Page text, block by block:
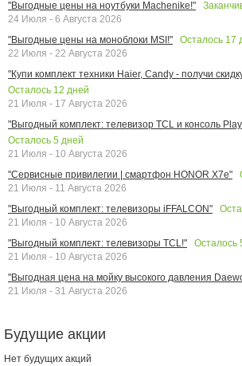
"Выгодные цены на ноутбуки Machenike!"
24 Июля - 6 Августа 2026
"Выгодные цены на моноблоки MSI!"
Осталось 17
22 Июля - 22 Августа 2026
"Купи комплект техники Haier, Candy - получи
Осталось 12 дней
21 Июля - 17 Августа 2026
"Выгодный комплект: телевизор TCL и консоль
Осталось 5 дней
21 Июля - 10 Августа 2026
"Сервисные привилегии | смартфон HONOR X7e"
21 Июля - 11 Августа 2026
"Выгодный комплект: телевизоры iFFALCON"
21 Июля - 10 Августа 2026
"Выгодный комплект: телевизоры TCL!"
Осталось
21 Июля - 10 Августа 2026
"Выгодная цена на мойку высокого давления
21 Июля - 31 Августа 2026
Будущие акции
Нет будущих акций